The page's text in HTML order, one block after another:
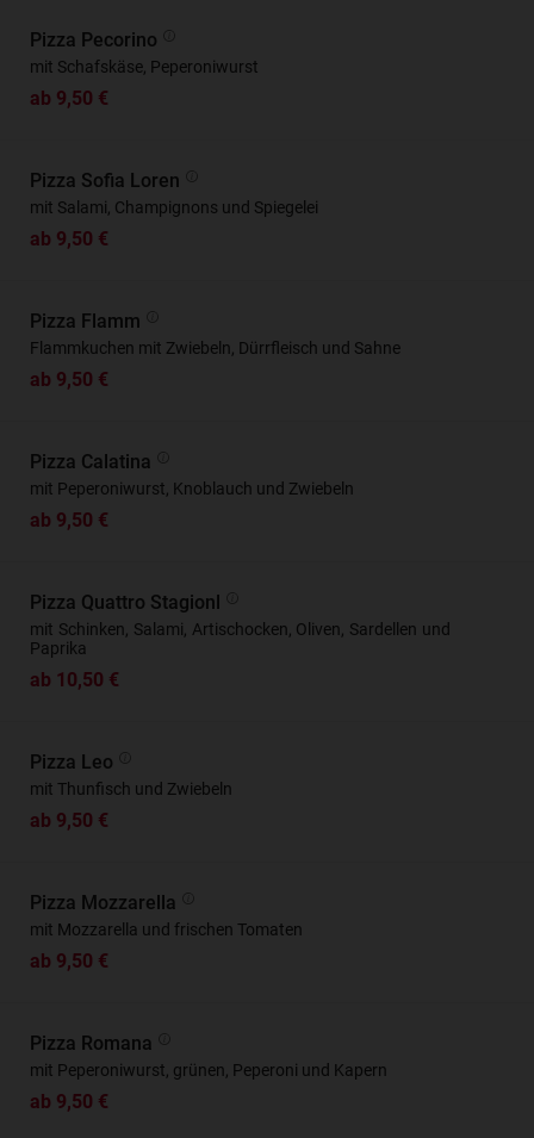
Pizza Pecorino
mit Schafskäse, Peperoniwurst
ab 9,50 €
Pizza Sofia Loren
mit Salami, Champignons und Spiegelei
ab 9,50 €
Pizza Flamm
Flammkuchen mit Zwiebeln, Dürrfleisch und Sahne
ab 9,50 €
Pizza Calatina
mit Peperoniwurst, Knoblauch und Zwiebeln
ab 9,50 €
Pizza Quattro Stagionl
mit Schinken, Salami, Artischocken, Oliven, Sardellen und
Paprika
ab 10,50 €
Pizza Leo
mit Thunfisch und Zwiebeln
ab 9,50 €
Pizza Mozzarella
mit Mozzarella und frischen Tomaten
ab 9,50 €
Pizza Romana
mit Peperoniwurst, grünen, Peperoni und Kapern
ab 9,50 €